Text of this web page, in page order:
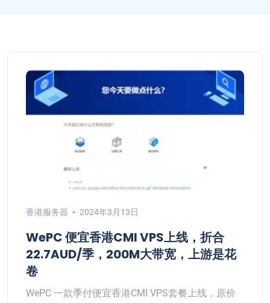
香港服务器 2024年3月13日
WePC 便宜香港CMI VPS上线，折合
22.7AUD/季，200M大带宽，上游是花
卷
WePC 一款季付便宜香港CMI VPS套餐上线，原价